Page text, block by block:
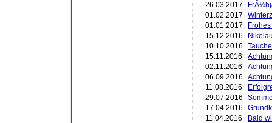
26.03.2017
01.02.2017
01.01.2017
15.12.2016
10.10.2016
15.11.2016
02.11.2016
06.09.2016
11.08.2016
29.07.2016
17.04.2016
11.04.2016
Bald